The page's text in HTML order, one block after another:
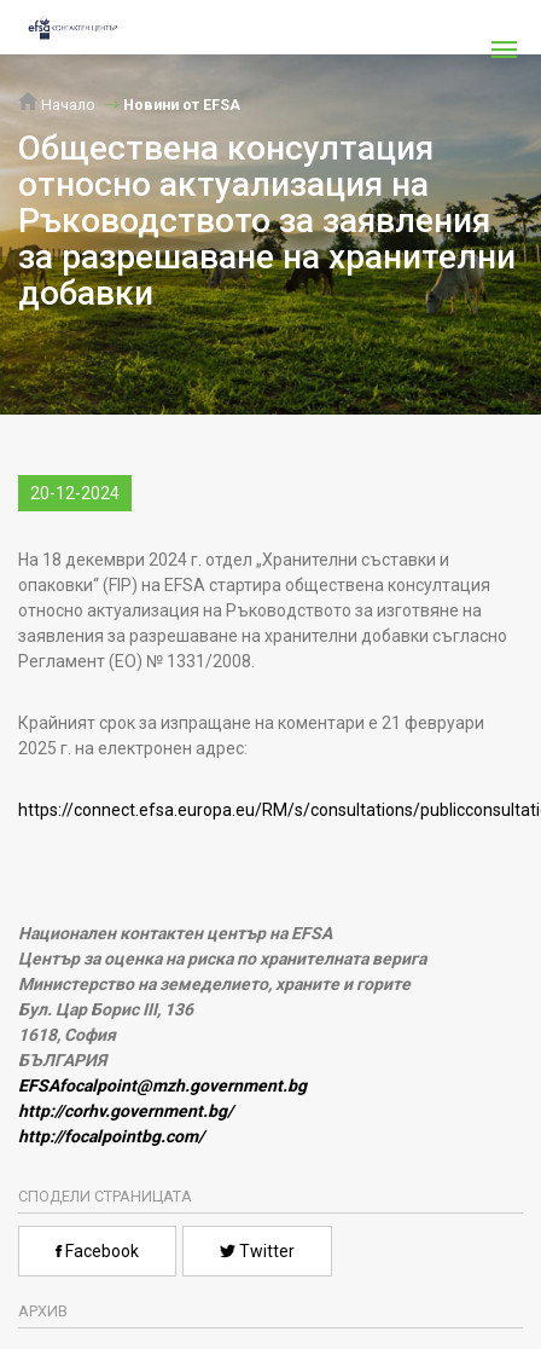
Начало Новини от EFSA
Обществена консултация
относно актуализация на
Ръководството за заявления
за разрешаване на хранителни
добавки
20-12-2024
На 18 декември 2024 г. отдел „Хранителни съставки и
опаковки“ (FIP) на EFSA стартира обществена консултация
относно актуализация на Ръководството за изготвяне на
заявления за разрешаване на хранителни добавки съгласно
Регламент (ЕО) № 1331/2008.
Крайният срок за изпращане на коментари е 21 февруари
2025 г. на електронен адрес:
https://connect.efsa.europa.eu/RM/s/consultations/
Национален контактен център на EFSA
Център за оценка на риска по хранителната верига
Министерство на земеделието, храните и горите
Бул. Цар Борис III, 136
1618, София
БЪЛГАРИЯ
EFSAfocalpoint@mzh.government.bg
http://corhv.government.bg/
http://focalpointbg.com/
СПОДЕЛИ СТРАНИЦАТА
Facebook Twitter
АРХИВ